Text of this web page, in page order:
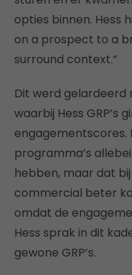
opties binnen. Hess
on a prospect to a
surround context.”
Dit werd
waarbij Hess GRP’s
engagementscores.
programma’s
hebben, maar dat
commercial beter
omdat de
Hess sprak in dit
gewone GRP’s.